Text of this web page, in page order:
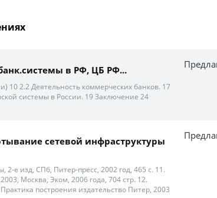
в РФ, ЦБ РФ...
10 2.2 Деятельность коммерческих банков. 17
системы в России. 19 Заключение 24
сетевой инфраструктуры
2-е изд, СПб, Питер-пресс, 2002 год, 465 с. 11.
Москва, Эком, 2006 года, 704 стр. 12.
построения издательство Питер, 2003